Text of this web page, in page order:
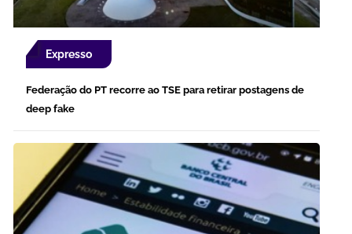
Expresso
Federação do PT recorre ao TSE para retirar postagens de
deep fake